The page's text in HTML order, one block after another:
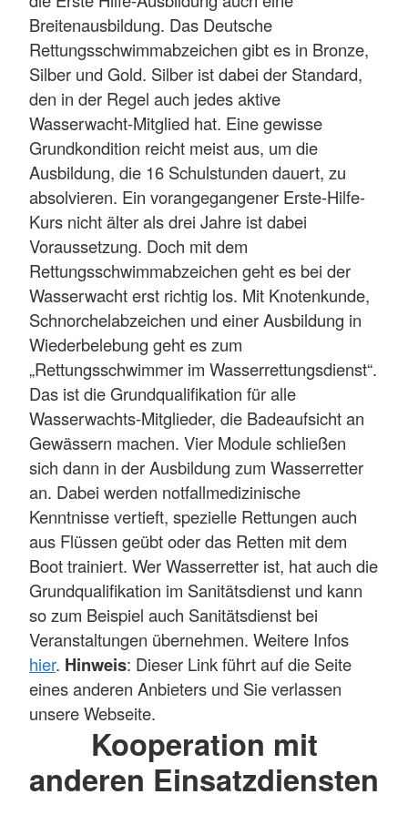
Breitenausbildung. Das Deutsche
Rettungsschwimmabzeichen gibt es in Bronze,
Silber und Gold. Silber ist dabei der Standard,
den in der Regel auch jedes aktive
Wasserwacht-Mitglied hat. Eine gewisse
Grundkondition reicht meist aus, um die
Ausbildung, die 16 Schulstunden dauert, zu
absolvieren. Ein vorangegangener Erste-Hilfe-
Kurs nicht älter als drei Jahre ist dabei
Voraussetzung. Doch mit dem
Rettungsschwimmabzeichen geht es bei der
Wasserwacht erst richtig los. Mit Knotenkunde,
Schnorchelabzeichen und einer Ausbildung in
Wiederbelebung geht es zum
„Rettungsschwimmer im Wasserrettungsdienst“.
Das ist die Grundqualifikation für alle
Wasserwachts-Mitglieder, die Badeaufsicht an
Gewässern machen. Vier Module schließen
sich dann in der Ausbildung zum Wasserretter
an. Dabei werden notfallmedizinische
Kenntnisse vertieft, spezielle Rettungen auch
aus Flüssen geübt oder das Retten mit dem
Boot trainiert. Wer Wasserretter ist, hat auch die
Grundqualifikation im Sanitätsdienst und kann
so zum Beispiel auch Sanitätsdienst bei
Veranstaltungen übernehmen. Weitere Infos
hier. Hinweis: Dieser Link führt auf die Seite
eines anderen Anbieters und Sie verlassen
unsere Webseite.
Kooperation mit
anderen Einsatzdiensten